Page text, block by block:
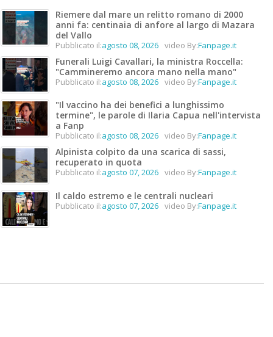
Riemere dal mare un relitto romano di 2000
anni fa: centinaia di anfore al largo di Mazara
del Vallo
Pubblicato il:agosto 08, 2026 video By:Fanpage.it
Funerali Luigi Cavallari, la ministra Roccella:
"Cammineremo ancora mano nella mano"
Pubblicato il:agosto 08, 2026 video By:Fanpage.it
"Il vaccino ha dei benefici a lunghissimo
termine", le parole di Ilaria Capua nell'intervista
a Fanp
Pubblicato il:agosto 08, 2026 video By:Fanpage.it
Alpinista colpito da una scarica di sassi,
recuperato in quota
Pubblicato il:agosto 07, 2026 video By:Fanpage.it
Il caldo estremo e le centrali nucleari
Pubblicato il:agosto 07, 2026 video By:Fanpage.it